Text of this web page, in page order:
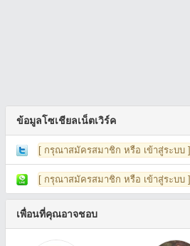
ข้อมูลโซเชียลเน็ตเวิร์ค
[ กรุณาสมัครสมาชิก หรือ เข้าสู่ระบบ ]
[ กรุณาสมัครสมาชิก หรือ เข้าสู่ระบบ ]
เพื่อนที่คุณอาจชอบ